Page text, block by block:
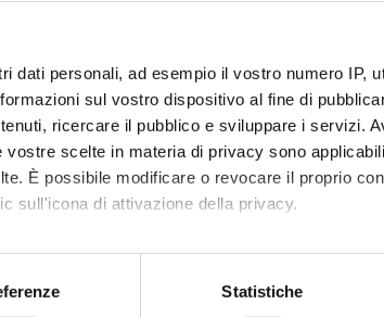
dati personali, ad esempio il vostro numero IP,
sul vostro dispositivo al fine di
ricercare il pubblico e sviluppare i servizi.
scelte in materia di privacy sono
È possibile modificare o revocare il proprio
sull'icona di attivazione della privacy.
geografica, con un'approssimazione di
Statistiche